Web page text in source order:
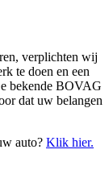
verplichten wij
te doen en een
bekende BOVAG
dat uw belangen
auto? Klik hier.